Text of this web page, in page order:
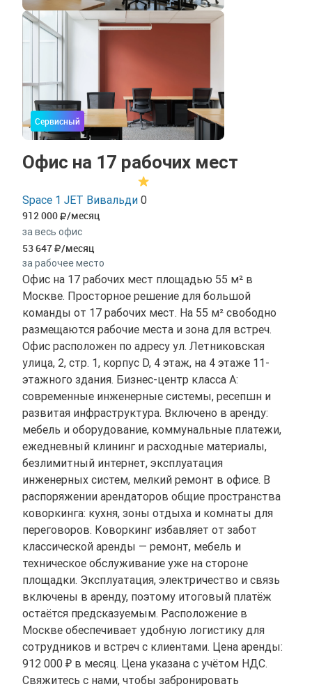
Сервисный
Офис на 17 рабочих мест
Space 1 JET Вивальди 0
912 000 /месяц
за весь офис
53 647 /месяц
за рабочее место
Офис на 17 рабочих мест площадью 55 м² в
Москве. Просторное решение для большой
команды от 17 рабочих мест. На 55 м² свободно
размещаются рабочие места и зона для встреч.
Офис расположен по адресу ул. Летниковская
улица, 2, стр. 1, корпус D, 4 этаж, на 4 этаже 11-
этажного здания. Бизнес-центр класса A:
современные инженерные системы, ресепшн и
развитая инфраструктура. Включено в аренду:
мебель и оборудование, коммунальные платежи,
ежедневный клининг и расходные материалы,
безлимитный интернет, эксплуатация
инженерных систем, мелкий ремонт в офисе. В
распоряжении арендаторов общие пространства
коворкинга: кухня, зоны отдыха и комнаты для
переговоров. Коворкинг избавляет от забот
классической аренды — ремонт, мебель и
техническое обслуживание уже на стороне
площадки. Эксплуатация, электричество и связь
включены в аренду, поэтому итоговый платёж
остаётся предсказуемым. Расположение в
Москве обеспечивает удобную логистику для
сотрудников и встреч с клиентами. Цена аренды:
912 000 ₽ в месяц. Цена указана с учётом НДС.
Свяжитесь с нами, чтобы забронировать